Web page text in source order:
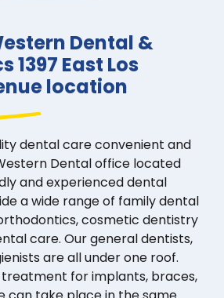
Dental &
East Los
location
dental care convenient and
Dental office located
and experienced dental
a wide range of family dental
cosmetic dentistry
care. Our general dentists,
are all under one roof.
for implants, braces,